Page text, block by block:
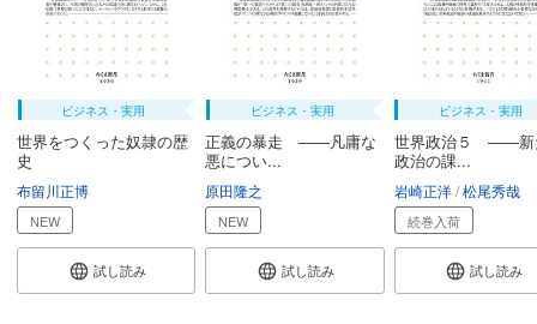
ビジネス・実用
世界をつくった奴隷の歴
史
布留川正博
NEW
試し読み
ビジネス・実用
正義の暴走 ――凡庸な
悪につい...
原田隆之
NEW
試し読み
ビジネス・実用
世界政治５ ――新
政治の課...
岩崎正洋 松尾秀哉
続巻入荷
試し読み